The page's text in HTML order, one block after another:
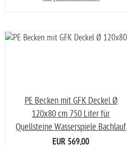
PE Becken mit GFK Deckel Ø
120x80 cm 750 Liter für
Quellsteine Wasserspiele Bachlauf
EUR 569,00